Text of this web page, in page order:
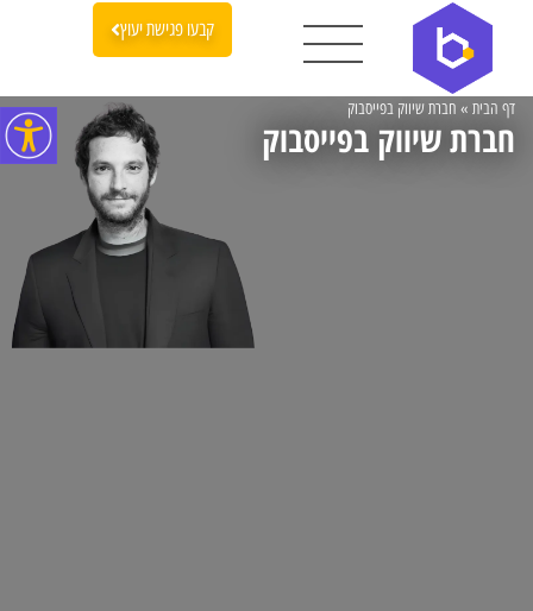
קבעו פגישת יעוץ
דף הבית » חברת שיווק בפייסבוק
חברת שיווק בפייסבוק